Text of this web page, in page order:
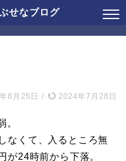
せなブログ
8月25日 / 2024年7月28日
。
なくて、入るところ無
が24時前から下落。